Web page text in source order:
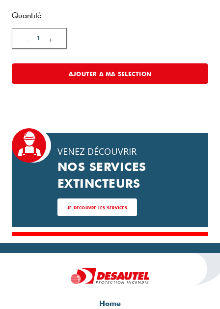
Quantité
1 +
AJOUTER A MA SELECTION
VENEZ DÉCOUVRIR
NOS SERVICES
EXTINCTEURS
JE DÉCOUVRE LES SERVICES
Home